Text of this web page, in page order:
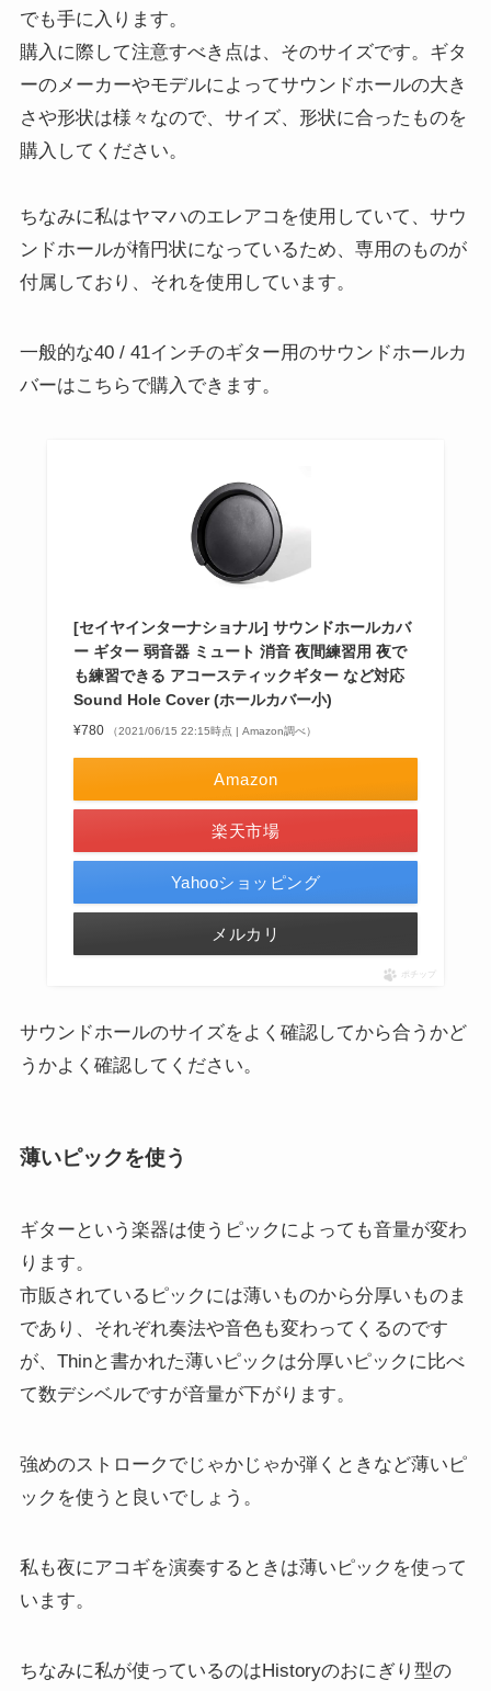
でも手に入ります。
購入に際して注意すべき点は、そのサイズです。ギタ
ーのメーカーやモデルによってサウンドホールの大き
さや形状は様々なので、サイズ、形状に合ったものを
購入してください。
ちなみに私はヤマハのエレアコを使用していて、サウ
ンドホールが楕円状になっているため、専用のものが
付属しており、それを使用しています。
一般的な40 / 41インチのギター用のサウンドホールカ
バーはこちらで購入できます。
[セイヤインターナショナル] サウンドホールカバ
ー ギター 弱音器 ミュート 消音 夜間練習用 夜で
も練習できる アコースティックギター など対応
Sound Hole Cover (ホールカバー小)
¥780 （2021/06/15 22:15時点 | Amazon調べ）
Amazon
楽天市場
Yahooショッピング
メルカリ
ポチップ
サウンドホールのサイズをよく確認してから合うかど
うかよく確認してください。
薄いピックを使う
ギターという楽器は使うピックによっても音量が変わ
ります。
市販されているピックには薄いものから分厚いものま
であり、それぞれ奏法や音色も変わってくるのです
が、Thinと書かれた薄いピックは分厚いピックに比べ
て数デシベルですが音量が下がります。
強めのストロークでじゃかじゃか弾くときなど薄いピ
ックを使うと良いでしょう。
私も夜にアコギを演奏するときは薄いピックを使って
います。
ちなみに私が使っているのはHistoryのおにぎり型の